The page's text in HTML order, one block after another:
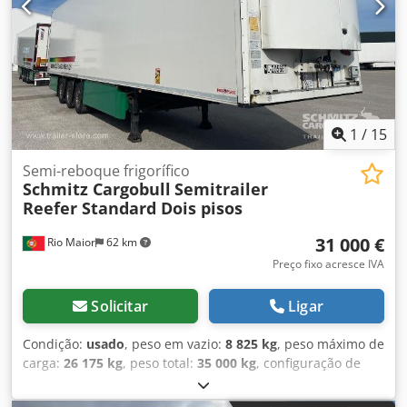
carga: 90 m³, 1º eixo: , 2º eixo: , 3º eixo: , Suspensão
pneumática, Proteção anti-impacto, Eixo elevatório, Porta
paletes, Sistema de travagem eletrónico EBS, Suporte para
extintor de incêndio, Registrador de temperatura, Piso
duplo, Odómetro, Ficha de ligação 1x15 e 2x7 pinos,
Proteção anti-salpicos, Jantes de liga leve, Sistema de
telemática. Credpfszp S Upex Aprof
1 / 15
Rio Maior 62 km
Semi-reboque frigorífico
Schmitz Cargobull Semitrailer
Reefer Standard Dois pisos
31 000 €
Preço fixo acresce IVA
Solicitar Ligar
Condição: usado, peso em vazio: 8 825 kg, peso máximo de
carga: 26 175 kg, peso total: 35 000 kg, configuração de
, primeira matrícula:
espaço de carga:13 410 mm, largura do espaço de carga: